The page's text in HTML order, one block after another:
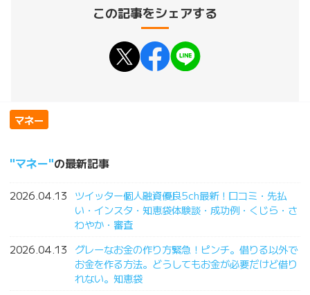
この記事をシェアする
マネー
マネー の最新記事
2026.04.13
ツイッター個人融資優良5ch最新！口コミ・先払
い・インスタ・知恵袋体験談・成功例・くじら・さ
わやか・審査
2026.04.13
グレーなお金の作り方緊急！ピンチ。借りる以外で
お金を作る方法。どうしてもお金が必要だけど借り
れない。知恵袋